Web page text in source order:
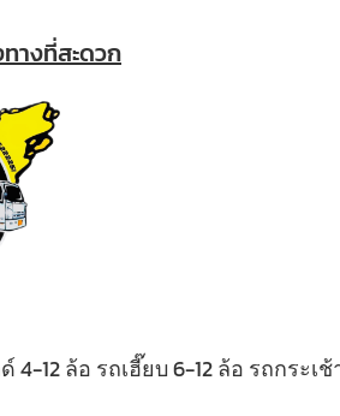
างที่สะดวก
4-12 ล้อ รถเฮี๊ยบ 6-12 ล้อ รถกระเ